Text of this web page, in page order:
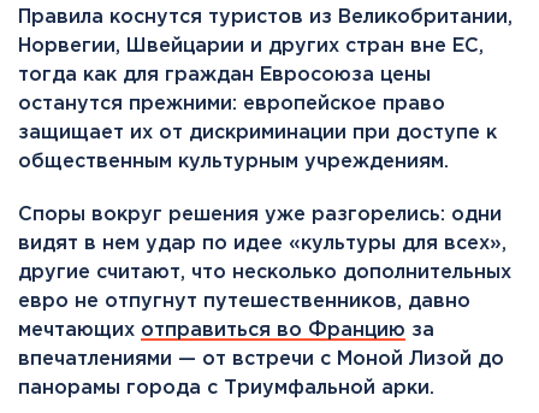
Правила коснутся туристов из Великобритании,
Норвегии, Швейцарии и других стран вне ЕС,
тогда как для граждан Евросоюза цены
останутся прежними: европейское право
защищает их от дискриминации при доступе к
общественным культурным учреждениям.
Споры вокруг решения уже разгорелись: одни
видят в нем удар по идее «культуры для всех»,
другие считают, что несколько дополнительных
евро не отпугнут путешественников, давно
мечтающих отправиться во Францию за
впечатлениями — от встречи с Моной Лизой до
панорамы города с Триумфальной арки.